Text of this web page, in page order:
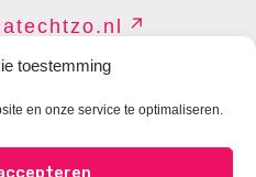
toestemming
en onze service te optimaliseren.
PRIVACY